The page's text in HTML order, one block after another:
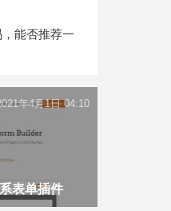
能否推荐一
表单插件
年4月1日 04:10